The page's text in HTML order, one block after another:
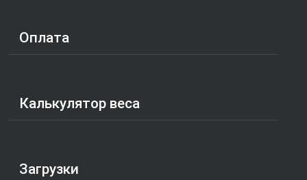
Оплата
Калькулятор веса
Загрузки